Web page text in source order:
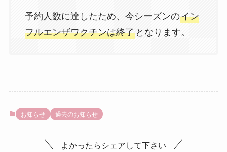
予約人数に達したため、今シーズンのイン
フルエンザワクチンは終了となります。
お知らせ 過去のお知らせ
よかったらシェアして下さい